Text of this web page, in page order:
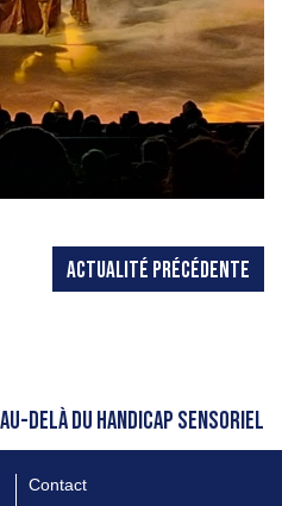
ACTUALITÉ PRÉCÉDENTE
AU-DELÀ DU HANDICAP SENSORIEL
Contact